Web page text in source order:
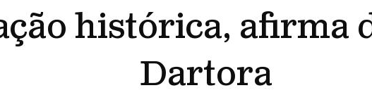
histórica, afirma
Dartora